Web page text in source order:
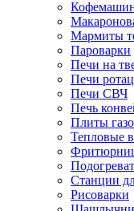
Мармиты
Пароварки
Печи на
Печи
Печи СВЧ
Печь
Плиты
Тепловые
Станции
Рисоварки